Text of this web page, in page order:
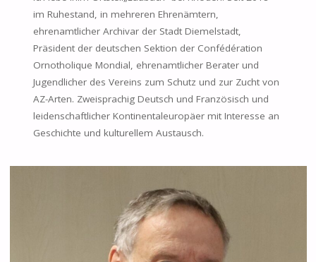
im Ruhestand, in mehreren Ehrenämtern,
ehrenamtlicher Archivar der Stadt Diemelstadt,
Präsident der deutschen Sektion der Confédération
Ornotholique Mondial, ehrenamtlicher Berater und
Jugendlicher des Vereins zum Schutz und zur Zucht von
AZ-Arten. Zweisprachig Deutsch und Französisch und
leidenschaftlicher Kontinentaleuropäer mit Interesse an
Geschichte und kulturellem Austausch.